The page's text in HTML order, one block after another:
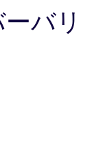
ーバリ